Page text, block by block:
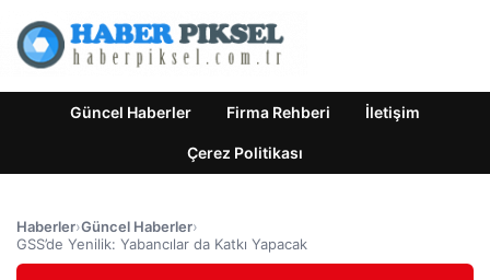
Güncel Haberler Firma Rehberi İletişim
Çerez Politikası
Haberler›Güncel Haberler›
GSS’de Yenilik: Yabancılar da Katkı Yapacak